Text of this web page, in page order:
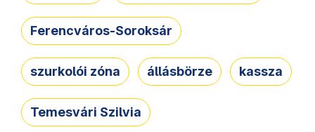
Ferencváros-Soroksár
szurkolói zóna állásbörze kassza
Temesvári Szilvia